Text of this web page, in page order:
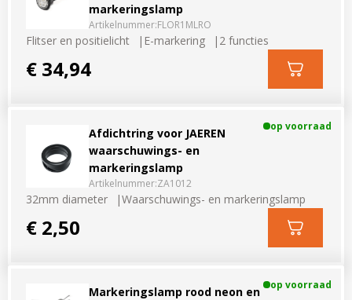
markeringslamp
Artikelnummer:FLOR1MLRO
Flitser en positielicht E-markering 2 functies
€ 34,94
Afdichtring voor JAEREN
waarschuwings- en
markeringslamp
Artikelnummer:ZA1012
op voorraad
32mm diameter Waarschuwings- en markeringslamp
€ 2,50
Markeringslamp rood neon en
op voorraad